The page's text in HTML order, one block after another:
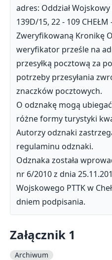
adres: Oddział Wojskowy
139D/15, 22 - 109 CHEŁM
Zweryfikowaną Kronikę
weryfikator prześle na
przesyłką pocztową za
potrzeby przesyłania
znaczków pocztowych.
O odznakę mogą
różne formy turystyki
Autorzy odznaki
regulaminu odznaki.
Odznaka została
nr 6/2010 z dnia
Wojskowego PTTK w
dniem podpisania.
Załącznik 1
Archiwum